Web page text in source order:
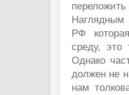
Наглядным
РФ
среду,
Однако
должен не
нам